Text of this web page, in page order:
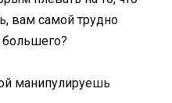
вам самой трудно
манипулируешь